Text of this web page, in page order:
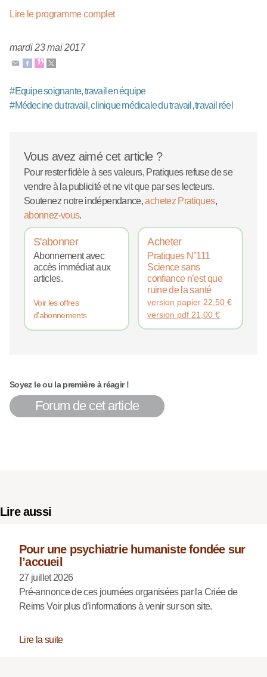
Lire le programme complet
mardi 23 mai 2017
#Equipe soignante, travail en équipe
#Médecine du travail, clinique médicale du travail, travail réel
Vous avez aimé cet article ?
Pour rester fidèle à ses valeurs, Pratiques refuse de se
vendre à la publicité et ne vit que par ses lecteurs.
Soutenez notre indépendance,achetez Pratiques,
abonnez-vous.
S'abonner
Abonnement avec
accès immédiat aux
articles.
Voir les offres
d'abonnements
Acheter
Pratiques N°111
Science sans
confiance n’est que
ruine de la santé
version papier 22,50€
version pdf 21,00€
Soyez le ou la première à réagir !
Forum de cet article
Lire aussi
Pour une psychiatrie humaniste fondée sur
l’accueil
27 juillet 2026
Pré-annonce de ces journées organisées par la Criée de
Reims Voir plus d’informations à venir sur son site.
Lire la suite